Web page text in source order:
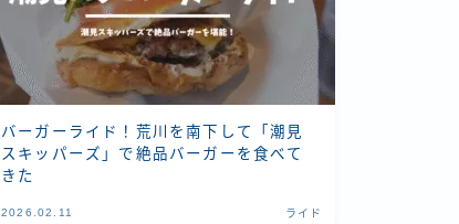
バーガーライド！荒川を南下して「潮見
スキッパーズ」で絶品バーガーを食べて
きた
2026.02.11 ライド